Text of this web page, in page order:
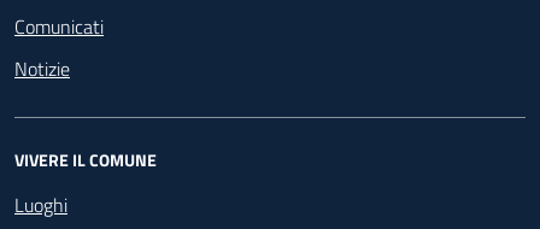
Comunicati
Notizie
VIVERE IL COMUNE
Luoghi